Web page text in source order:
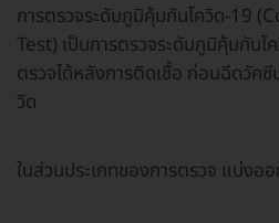
การตรวจระดับภูมิคุ้มกันโควิด-19
Test) เป็นการตรวจระดับภูมิคุ้มกันโ
ตรวจได้หลังการติดเชื้อ ก่อนฉีดวัค
วิด
ในส่วนประเภทของการตรวจ แบ่งอ